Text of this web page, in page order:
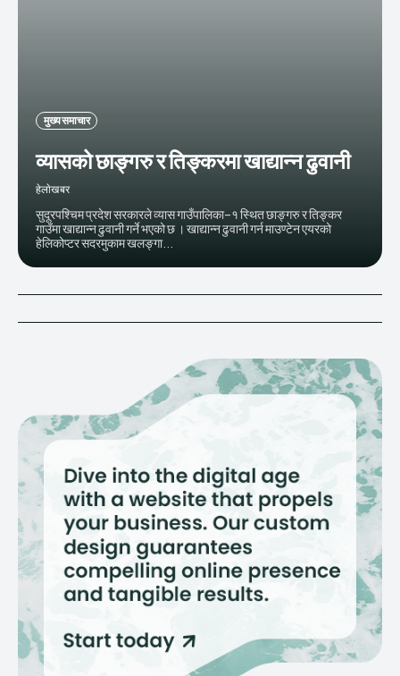
मुख्य समाचार
व्यासको छाङ्गरु र तिङ्करमा खाद्यान्न ढुवानी
हेलाेखबर
सुदूरपश्चिम प्रदेश सरकारले व्यास गाउँपालिका–१ स्थित छाङ्गरु र तिङ्कर
गाउँमा खाद्यान्न ढुवानी गर्ने भएको छ । खाद्यान्न ढुवानी गर्न माउण्टेन एयरको
हेलिकोप्टर सदरमुकाम खलङ्गा...